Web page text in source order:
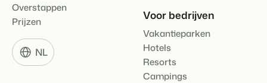
Overstappen
Prijzen
NL
Voor bedrijven
Vakantieparken
Hotels
Resorts
Campings